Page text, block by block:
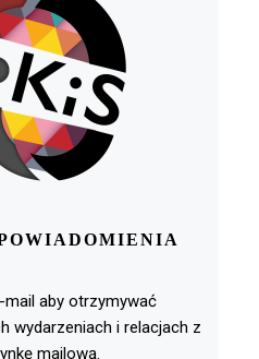
aby otrzymywać
wydarzeniach i relacjach z
mailową.